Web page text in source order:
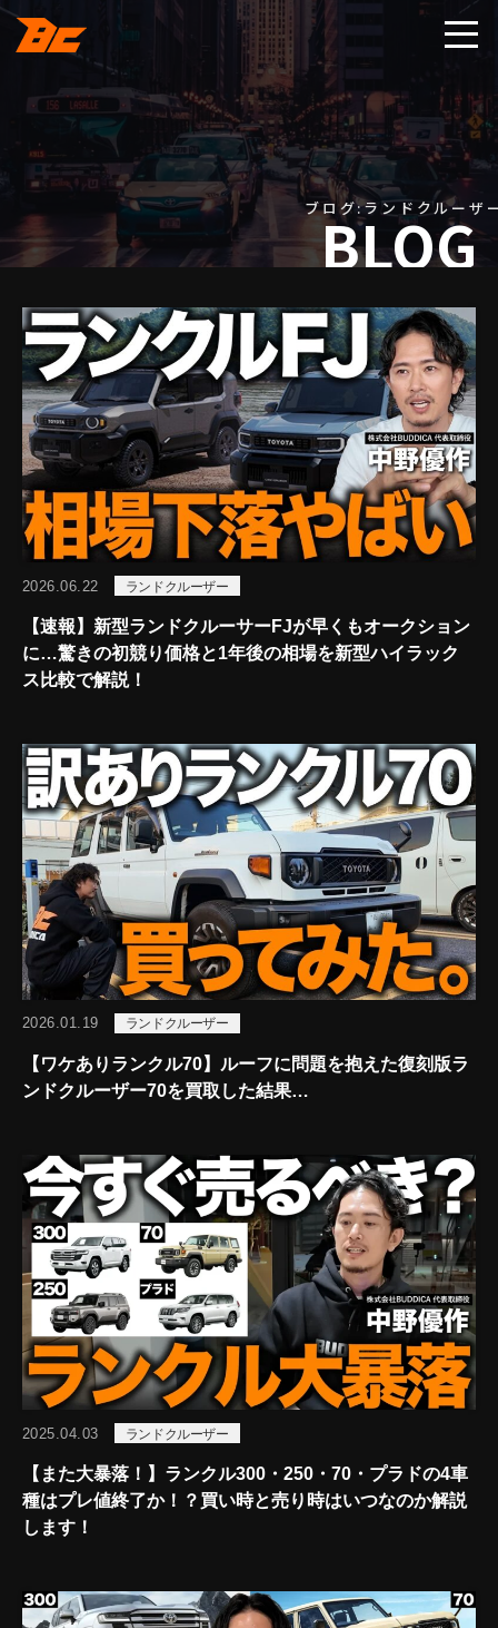
ブログ:ランドクルーザ
BLOG
2026.06.22 ランドクルーザー
【速報】新型ランドクルーサーFJが早くもオークション
に…驚きの初競り価格と1年後の相場を新型ハイラック
ス比較で解説！
2026.01.19 ランドクルーザー
【ワケありランクル70】ルーフに問題を抱えた復刻版ラ
ンドクルーザー70を買取した結果…
2025.04.03 ランドクルーザー
【また大暴落！】ランクル300・250・70・プラドの4車
種はプレ値終了か！？買い時と売り時はいつなのか解説
します！